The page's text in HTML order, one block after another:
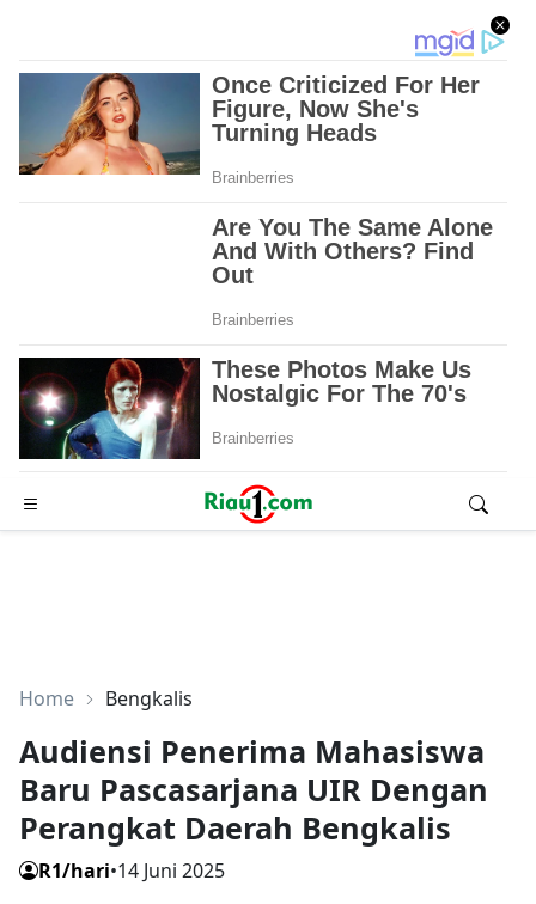
Advertisement
Home Bengkalis
Audiensi Penerima Mahasiswa
Baru Pascasarjana UIR Dengan
Perangkat Daerah Bengkalis
R1/hari•14 Juni 2025